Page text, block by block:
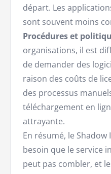
départ. Les
sont souvent moins
Procédures et
organisations, il est
de demander des
raison des coûts de
des processus
téléchargement en
attrayante.
En résumé, le
besoin que le service
peut pas combler, et